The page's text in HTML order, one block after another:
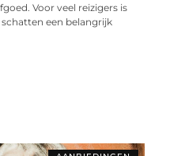
Voor veel reizigers is
een belangrijk